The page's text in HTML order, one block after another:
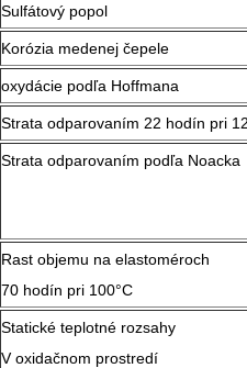
Sulfátový popol
Korózia medenej čepele
oxydácie podľa Hoffmana
Strata odparovaním 22 hodín pri
Strata odparovaním podľa Noacka
Rast objemu na elastoméroch
70 hodín pri 100°C
Statické teplotné rozsahy
V oxidačnom prostredí